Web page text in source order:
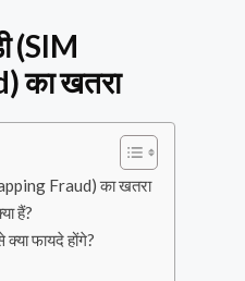
(SIM
का खतरा
Fraud) का खतरा
हैं?
फायदे होंगे?